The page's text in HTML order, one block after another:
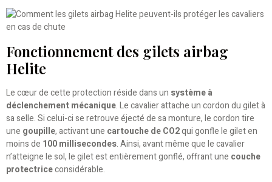
Fonctionnement des gilets airbag
Helite
Le cœur de cette protection réside dans un système à
déclenchement mécanique. Le cavalier attache un cordon du gilet à
sa selle. Si celui-ci se retrouve éjecté de sa monture, le cordon tire
une goupille, activant une cartouche de CO2qui gonfle le gilet en
moins de 100 millisecondes. Ainsi, avant même que le cavalier
n’atteigne le sol, le gilet est entièrement gonflé, offrant une couche
protectriceconsidérable.